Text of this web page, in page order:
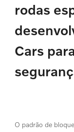
rodas
Cars
O padrão de